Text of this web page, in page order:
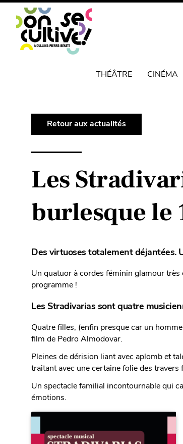
THÉÂTRE CINÉMA
Retour aux actualités
Les
burlesque le
Des virtuoses totalement déjantées.
Un quatuor à cordes féminin glamour
programme !
Les Stradivarias sont quatre
Quatre filles, (enfin presque car un
film de Pedro Almodovar.
Pleines de dérision liant avec aplomb et
traitant avec une certaine folie des travers
Un spectacle familial incontournable qui
émotions.